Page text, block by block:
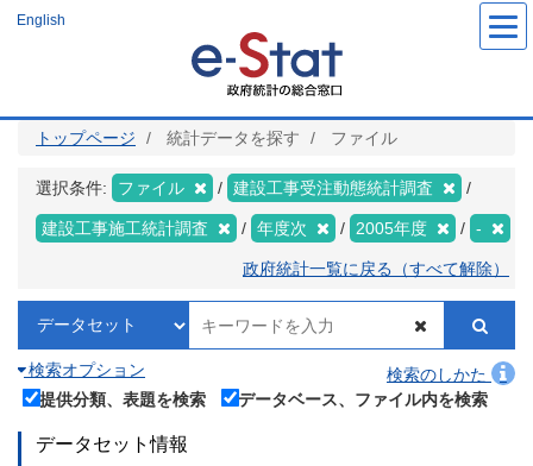
ツ
English
トップページ 統計データを探す ファイル
選択条件: ファイル 建設工事受注動態統計調査
建設工事施工統計調査 年度次 2005年度 -
政府統計一覧に戻る（すべて解除）
検索オプション
検索のしかた
提供分類、表題を検索
データベース、ファイル内を検索
データセット情報